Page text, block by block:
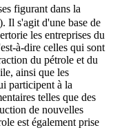
figurant dans la
s'agit d'une base de
les entreprises du
à-dire celles qui sont
du pétrole et du
ainsi que les
participent à la
telles que des
de nouvelles
est également prise